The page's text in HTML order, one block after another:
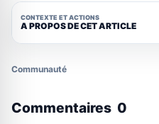
CONTEXTE ET ACTIONS
A PROPOS DE CET ARTICLE
Communauté
Commentaires 0